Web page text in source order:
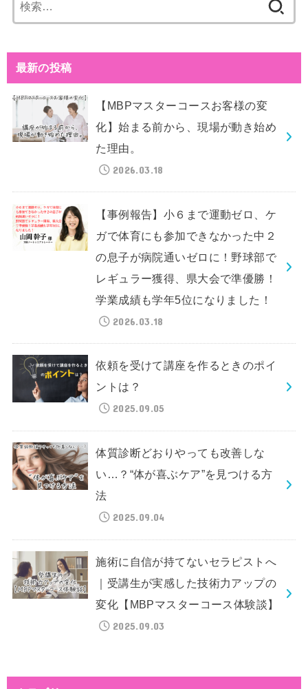
索:
最新の投稿
【MBPマスターコースお客様の変
化】始まる前から、現場が動き始め
た理由。
2026.03.18
【事例報告】小６まで運動ゼロ、ケ
ガで体育にも参加できなかった中２
の息子が病院通いゼロに！野球部で
レギュラー獲得、県大会で準優勝！
学業成績も学年5位になりました！
2026.03.18
依頼を受けて講座を作るときのポイ
ントは？
2025.09.05
体質診断どおりやっても改善しな
い…？“体が喜ぶケア”を見つける方
法
2025.09.04
施術に自信が持てないセラピストへ
｜受講生が実感した技術力アップの
変化【MBPマスターコース体験談】
2025.09.03